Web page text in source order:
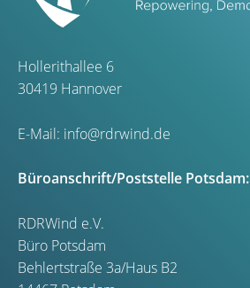
Hollerithallee 6
30419 Hannover
E-Mail: info@rdrwind.de
Büroanschrift/Poststelle Potsdam:
RDRWind e.V.
Büro Potsdam
Behlertstraße 3a/Haus B2